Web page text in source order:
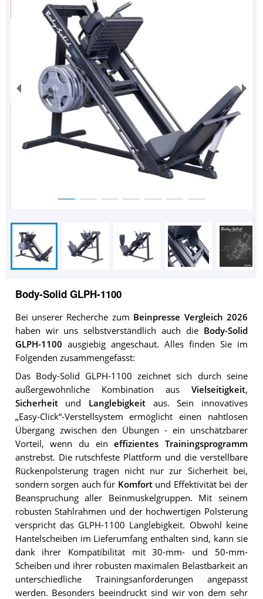
Body-Solid GLPH-1100
Bei unserer Recherche zum Beinpresse Vergleich 2026
haben wir uns selbstverständlich auch die Body-Solid
GLPH-1100 ausgiebig angeschaut. Alles finden Sie im
Folgenden zusammengefasst:
Das Body-Solid GLPH-1100 zeichnet sich durch seine
außergewöhnliche Kombination aus Vielseitigkeit,
Sicherheitund Langlebigkeitaus. Sein innovatives
„Easy-Click“-Verstellsystem ermöglicht einen nahtlosen
Übergang zwischen den Übungen - ein unschätzbarer
Vorteil, wenn du eineffizientes Trainingsprogramm
anstrebst. Die rutschfeste Plattform und die verstellbare
Rückenpolsterung tragen nicht nur zur Sicherheit bei,
sondern sorgen auch für Komfortund Effektivität bei der
Beanspruchung aller Beinmuskelgruppen. Mit seinem
robusten Stahlrahmen und der hochwertigen Polsterung
verspricht das GLPH-1100 Langlebigkeit. Obwohl keine
Hantelscheiben im Lieferumfang enthalten sind, kann sie
dank ihrer Kompatibilität mit 30-mm- und 50-mm-
Scheiben und ihrer robusten maximalen Belastbarkeit an
unterschiedliche Trainingsanforderungen angepasst
werden. Besonders beeindruckt sind wir von dem sehr